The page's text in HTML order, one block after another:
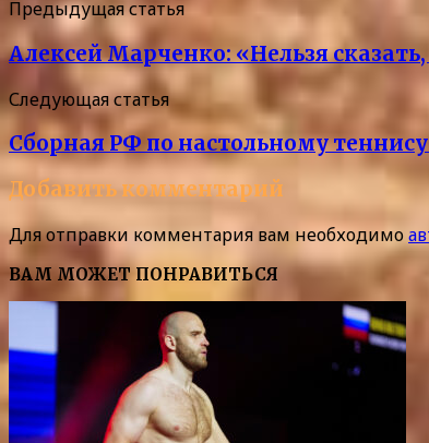
Предыдущая статья
Алексей Марченко: «Нельзя
Следующая статья
Сборная РФ по настольному
Добавить комментарий
Для отправки комментария вам необходимо
ВАМ МОЖЕТ ПОНРАВИТЬСЯ